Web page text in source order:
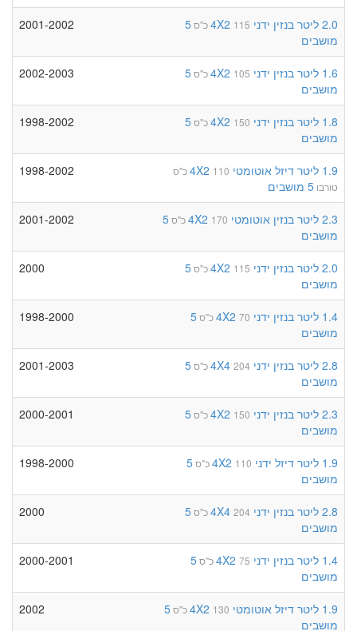
2.0 ליטר בנזין ידני 4X2 115 כ"ס
5
מושבים
2001-2002
1.6 ליטר בנזין ידני 4X2 105 כ"ס
5
מושבים
2002-2003
1.8 ליטר בנזין ידני 4X2 150 כ"ס
5
מושבים
1998-2002
1.9 ליטר דיזל אוטומטי 4X2 110 כ"ס
טורבו 5 מושבים
1998-2002
2.3 ליטר בנזין אוטומטי 4X2 170 כ"ס
5
מושבים
2001-2002
2.0 ליטר בנזין ידני 4X2 115 כ"ס
5
מושבים
2000
1.4 ליטר בנזין ידני 4X2 70 כ"ס
5
מושבים
1998-2000
2.8 ליטר בנזין ידני 4X4 204 כ"ס
5
מושבים
2001-2003
2.3 ליטר בנזין ידני 4X2 150 כ"ס
5
מושבים
2000-2001
1.9 ליטר דיזל ידני 4X2 110 כ"ס
5
מושבים
1998-2000
2.8 ליטר בנזין ידני 4X4 204 כ"ס
5
מושבים
2000
1.4 ליטר בנזין ידני 4X2 75 כ"ס
5
מושבים
2000-2001
1.9 ליטר דיזל אוטומטי 4X2 130 כ"ס
5
מושבים
2002